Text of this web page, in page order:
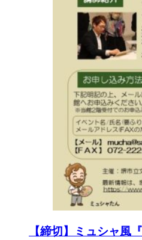
【締切】ミュシャ風